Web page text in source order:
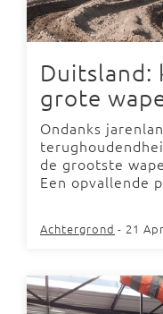
Duitsland:
grote
Ondanks
de grootste
Een opvallende
Achtergrond - 21